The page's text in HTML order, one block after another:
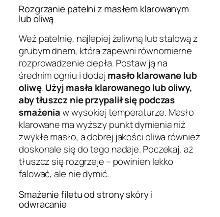
Rozgrzanie patelni z masłem klarowanym
lub oliwą
Weź patelnię, najlepiej żeliwną lub stalową z
grubym dnem, która zapewni równomierne
rozprowadzenie ciepła. Postaw ją na
średnim ogniu i dodaj masło klarowane lub
oliwę.Użyj masła klarowanego lub oliwy,
aby tłuszcz nie przypalił się podczas
smażeniaw wysokiej temperaturze. Masło
klarowane ma wyższy punkt dymienia niż
zwykłe masło, a dobrej jakości oliwa również
doskonale się do tego nadaje. Poczekaj, aż
tłuszcz się rozgrzeje – powinien lekko
falować, ale nie dymić.
Smażenie filetu od strony skóry i
odwracanie